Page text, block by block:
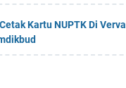
Kartu NUPTK Di Verval